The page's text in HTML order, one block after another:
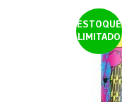
ESTOQUE
LIMITADO